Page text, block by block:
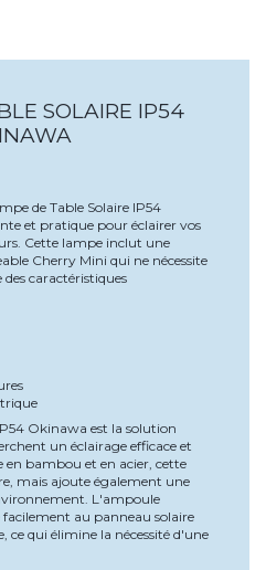
SOLAIRE IP54
de Table Solaire IP54
et pratique pour éclairer vos
Cette lampe inclut une
Cherry Mini qui ne nécessite
caractéristiques
Okinawa est la solution
un éclairage efficace et
en bambou et en acier, cette
mais ajoute également une
L'ampoule
au panneau solaire
ce qui élimine la nécessité d'une